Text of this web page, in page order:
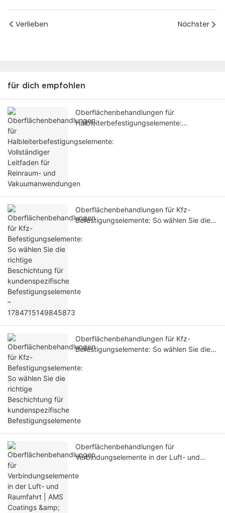
Verlieben Nächster
für dich empfohlen
Oberflächenbehandlungen für
Halbleiterbefestigungselemente:
Vakuumanwendungen
Oberflächenbehandlungen für Kfz-
Befestigungselemente: So wählen Sie die
kundenspezifische Befestigungselemente
Oberflächenbehandlungen für Kfz-
Befestigungselemente: So wählen Sie die
kundenspezifische Befestigungselemente
Oberflächenbehandlungen für
Verbindungselemente in der Luft- und
Fasters